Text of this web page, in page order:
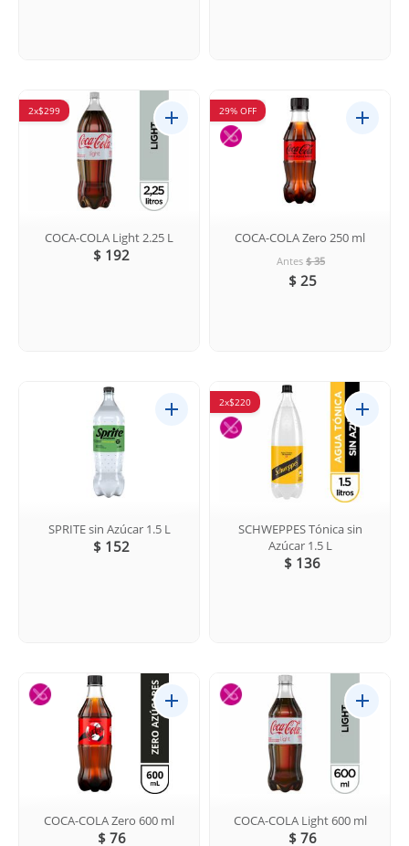
2x$299
COCA-COLA Light 2.25 L
$ 192
29% OFF
COCA-COLA Zero 250 ml
Antes $ 35
$ 25
SPRITE sin Azúcar 1.5 L
$ 152
2x$220
SCHWEPPES Tónica sin
Azúcar 1.5 L
$ 136
COCA-COLA Zero 600 ml
$ 76
COCA-COLA Light 600 ml
$ 76